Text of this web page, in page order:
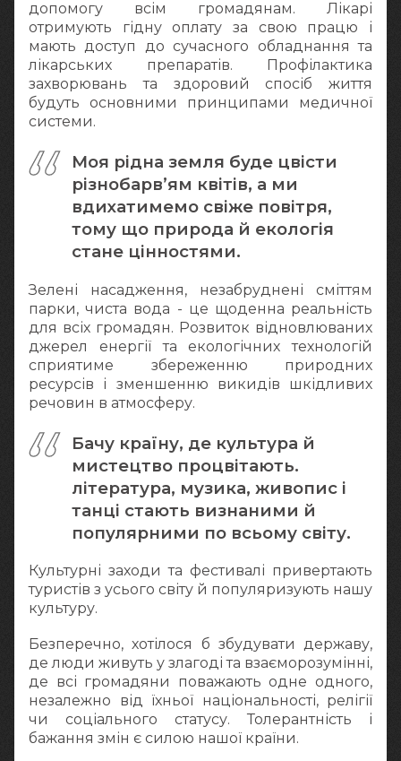
допомогу всім громадянам. Лікарі
отримують гідну оплату за свою працю і
мають доступ до сучасного обладнання та
лікарських препаратів. Профілактика
захворювань та здоровий спосіб життя
будуть основними принципами медичної
системи.
Моя рідна земля буде цвісти
різнобарв’ям квітів, а ми
вдихатимемо свіже повітря,
тому що природа й екологія
стане цінностями.
Зелені насадження, незабруднені сміттям
парки, чиста вода - це щоденна реальність
для всіх громадян. Розвиток відновлюваних
джерел енергії та екологічних технологій
сприятиме збереженню природних
ресурсів і зменшенню викидів шкідливих
речовин в атмосферу.
Бачу країну, де культура й
мистецтво процвітають.
література, музика, живопис і
танці стають визнаними й
популярними по всьому світу.
Культурні заходи та фестивалі привертають
туристів з усього світу й популяризують нашу
культуру.
Безперечно, хотілося б збудувати державу,
де люди живуть у злагоді та взаєморозумінні,
де всі громадяни поважають одне одного,
незалежно від їхньої національності, релігії
чи соціального статусу. Толерантність і
бажання змін є силою нашої країни.